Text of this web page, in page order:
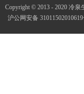
Copyright © 2013 - 2020 冷
沪公网安备